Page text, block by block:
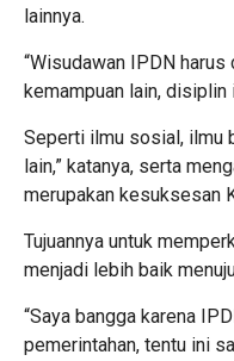
lainnya.
“Wisudawan IPDN
kemampuan lain, disiplin
Seperti ilmu sosial, ilmu
lain,” katanya, serta
merupakan kesuksesan
Tujuannya untuk
menjadi lebih baik
“Saya bangga karena
pemerintahan, tentu ini